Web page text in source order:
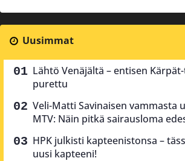
Uusimmat
Lähtö Venäjältä – entisen
purettu
Veli-Matti Savinaisen vammasta
MTV: Näin pitkä sairausloma
HPK julkisti kapteenistonsa –
uusi kapteeni!